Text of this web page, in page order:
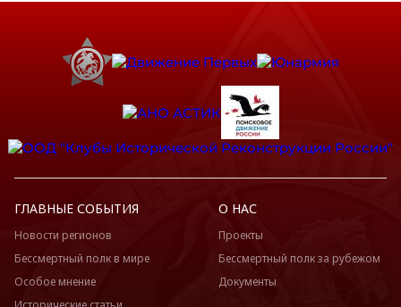
ГЛАВНЫЕ СОБЫТИЯ
Новости регионов
Бессмертный полк в мире
Особое мнение
О НАС
Проекты
Бессмертный полк за рубежом
Документы